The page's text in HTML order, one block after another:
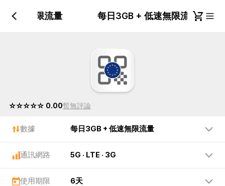
低速無限流量 每日3GB + 低速無限流量
☆☆☆☆☆ 0.00暫無評論
數據 每日3GB + 低速無限流量
通訊網路 5G · LTE · 3G
使用期限 6天